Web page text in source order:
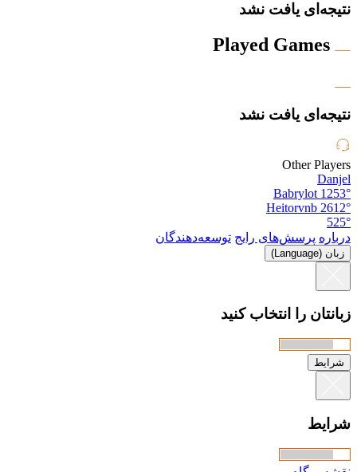
نتیجه‌ای یافت نشد
Played Games
نتیجه‌ای یافت نشد
Other Players
Danjel
1253°
Babrylot
2612°
Heitorvnb
525°
درباره پرسش‌های رایج توسعه‌دهندگان
زبان (Language)
زبانتان را انتخاب کنید
شرایط
شرایط